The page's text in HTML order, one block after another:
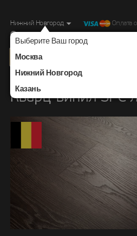
Нижний Новгород
Выберите Ваш город
Москва
Нижний Новгород
Казань
Оплата
г. Нижний Новгород, Ул.
Кварц-винил SPC